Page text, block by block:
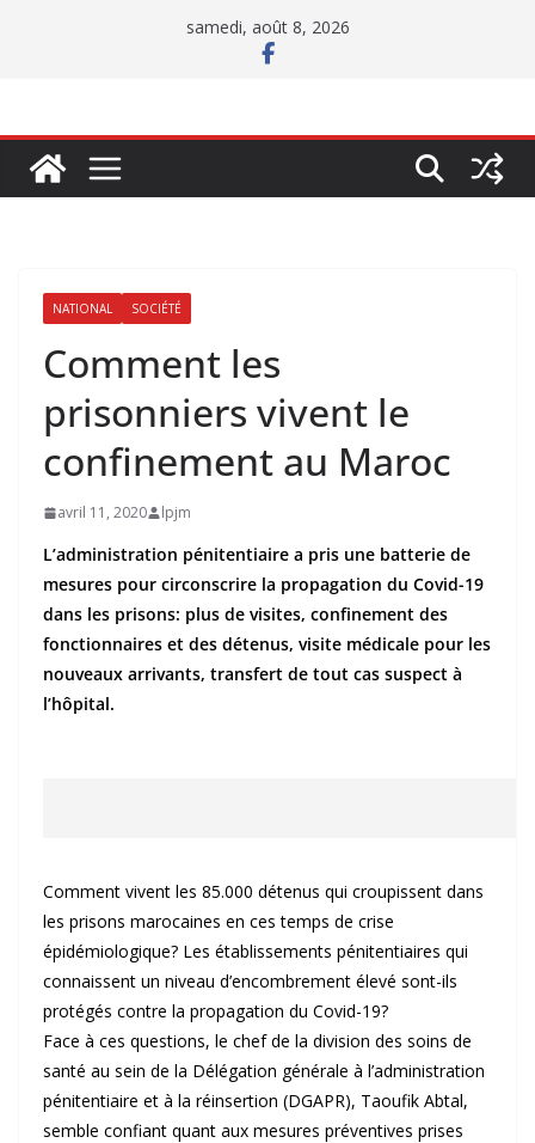
samedi, août 8, 2026
NATIONAL SOCIÉTÉ
Comment les
prisonniers vivent le
confinement au Maroc
avril 11, 2020 lpjm
L’administration pénitentiaire a pris une batterie de
mesures pour circonscrire la propagation du Covid-19
dans les prisons: plus de visites, confinement des
fonctionnaires et des détenus, visite médicale pour les
nouveaux arrivants, transfert de tout cas suspect à
l’hôpital.
Comment vivent les 85.000 détenus qui croupissent dans
les prisons marocaines en ces temps de crise
épidémiologique? Les établissements pénitentiaires qui
connaissent un niveau d’encombrement élevé sont-ils
protégés contre la propagation du Covid-19?
Face à ces questions, le chef de la division des soins de
santé au sein de la Délégation générale à l’administration
pénitentiaire et à la réinsertion (DGAPR), Taoufik Abtal,
semble confiant quant aux mesures préventives prises